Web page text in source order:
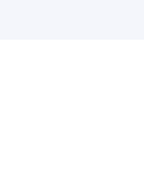
24 Monate
zugeschnitten,
und Ihr